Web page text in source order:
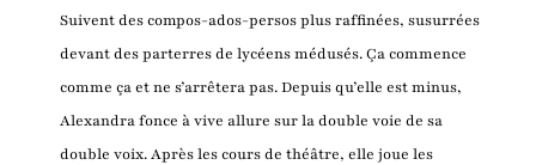
Suivent des compos-ados-persos plus raffinées, susurrées
devant des parterres de lycéens médusés. Ça commence
comme ça et ne s’arrêtera pas. Depuis qu’elle est minus,
Alexandra fonce à vive allure sur la double voie de sa
double voix. Après les cours de théâtre, elle joue les